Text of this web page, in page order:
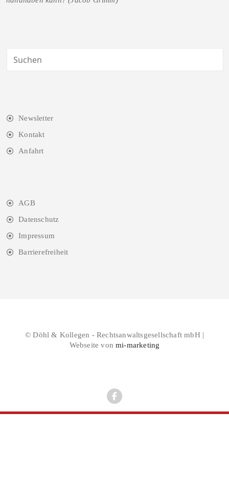
Newsletter
Kontakt
Anfahrt
AGB
Datenschutz
Impressum
Barrierefreiheit
© Döhl & Kollegen - Rechtsanwaltsgesellschaft mbH |
Webseite vonmi-marketing